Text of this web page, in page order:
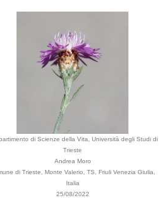
di Scienze della Vita, Università degli Studi di
Trieste
Andrea Moro
di Trieste, Monte Valerio, TS, Friuli Venezia Giulia,
Italia
25/08/2022